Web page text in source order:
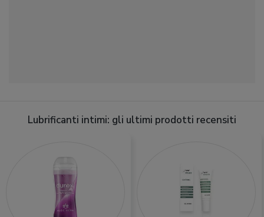
Lubrificanti intimi: gli ultimi prodotti recensiti